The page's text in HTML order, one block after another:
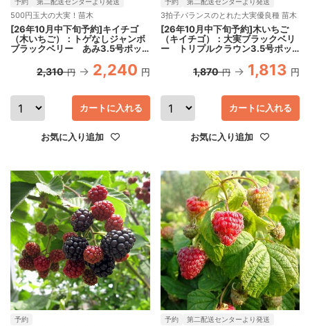
500円玉大の大実！苗木
[26年10月中下旬予約]キイチゴ
（木いちご）：トゲなしジャンボ
ブラックベリー あみ3.5号ポッ
2,310 円 2,240 円
お気に入り追加
カートに入れる
3拍子バランスのとれた大実優良種 苗木
[26年10月中下旬予約]木いちご
（キイチゴ）：大実ブラックベリ
ー トリプルクラウン3.5号ポッ
1,870 円 1,813 円
お気に入り追加
カートに入れる
予約 予約 第二配送センターより発送